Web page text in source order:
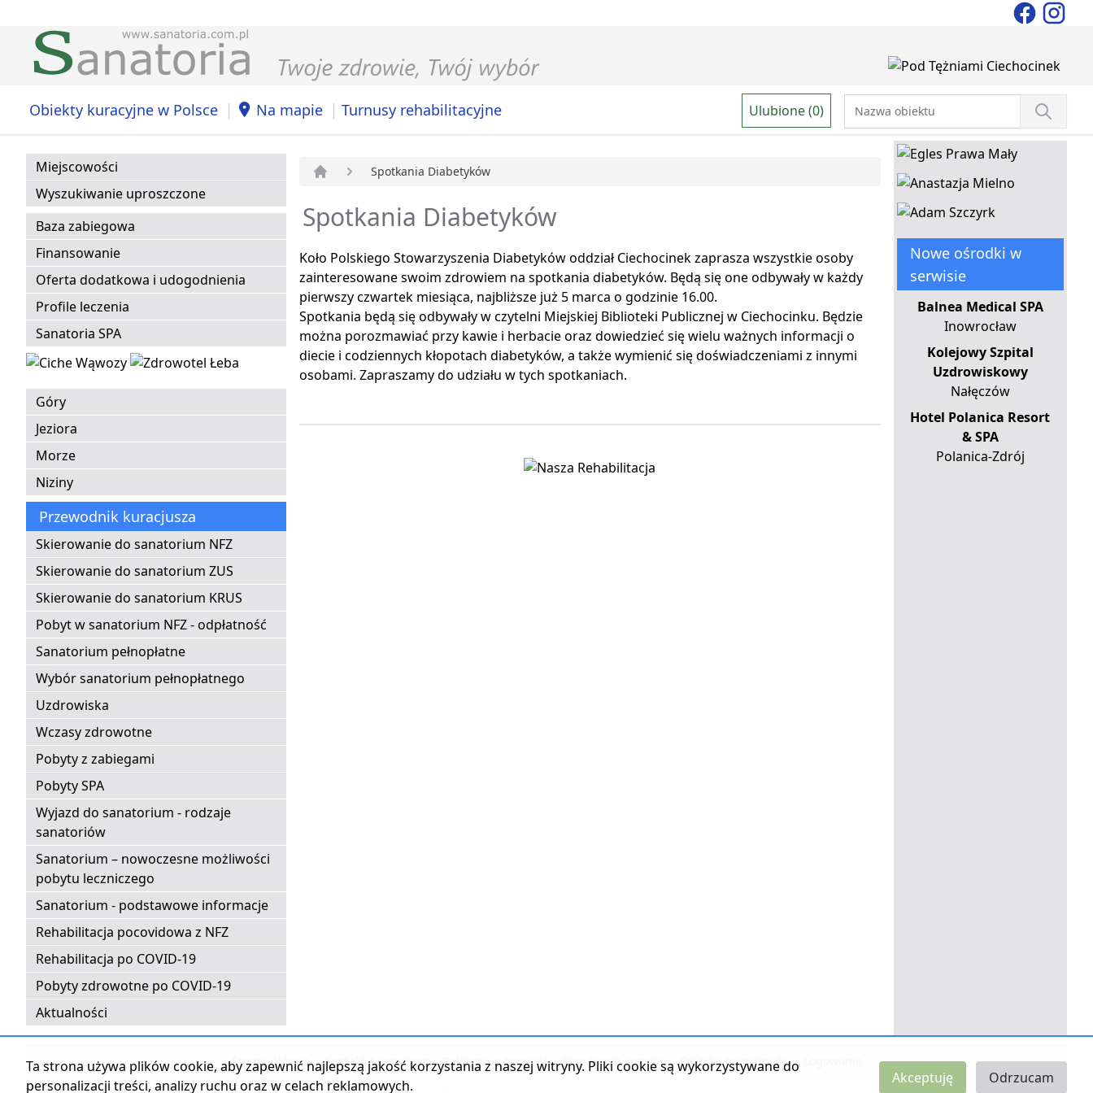
Obiekty kuracyjne w Polsce | Na mapie | Turnusy rehabilitacyjne Ulubione (0)
Miejscowości
Wyszukiwanie uproszczone
Baza zabiegowa
Finansowanie
Oferta dodatkowa i udogodnienia
Profile leczenia
Sanatoria SPA
Góry
Jeziora
Morze
Niziny
Przewodnik kuracjusza
Skierowanie do sanatorium NFZ
Skierowanie do sanatorium ZUS
Skierowanie do sanatorium KRUS
Pobyt w sanatorium NFZ - odpłatność
Sanatorium pełnopłatne
Wybór sanatorium pełnopłatnego
Uzdrowiska
Wczasy zdrowotne
Pobyty z zabiegami
Pobyty SPA
Wyjazd do sanatorium - rodzaje
sanatoriów
Sanatorium – nowoczesne możliwości
pobytu leczniczego
Sanatorium - podstawowe informacje
Rehabilitacja pocovidowa z NFZ
Rehabilitacja po COVID-19
Pobyty zdrowotne po COVID-19
Aktualności
Spotkania Diabetyków
Spotkania Diabetyków
Koło Polskiego Stowarzyszenia Diabetyków oddział Ciechocinek zaprasza wszystkie osoby
zainteresowane swoim zdrowiem na spotkania diabetyków. Będą się one odbywały w każdy
pierwszy czwartek miesiąca, najbliższe już 5 marca o godzinie 16.00.
Spotkania będą się odbywały w czytelni Miejskiej Biblioteki Publicznej w Ciechocinku. Będzie
można porozmawiać przy kawie i herbacie oraz dowiedzieć się wielu ważnych informacji o
diecie i codziennych kłopotach diabetyków, a także wymienić się doświadczeniami z innymi
osobami. Zapraszamy do udziału w tych spotkaniach.
Nowe ośrodki w
serwisie
Balnea Medical SPA
Inowrocław
Kolejowy Szpital
Uzdrowiskowy
Nałęczów
Hotel Polanica Resort
& SPA
Polanica-Zdrój
Strona główna | Kontakt z serwisem | Reklama w serwisie | Regulamin serwisu | Polityka prywatności |
Ta strona używa plików cookie, aby zapewnić najlepszą jakość korzystania z naszej witryny. Pliki cookie są wykorzystywane do
personalizacji treści, analizy ruchu oraz w celach reklamowych.
Akceptuję Odrzucam